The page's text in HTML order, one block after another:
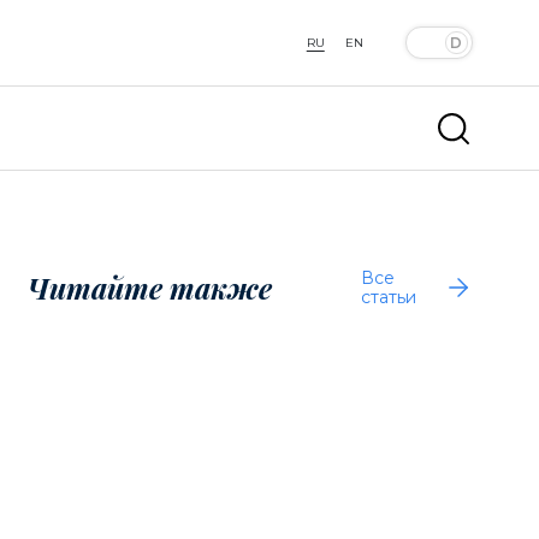
RU EN
Читайте также
Все
статьи